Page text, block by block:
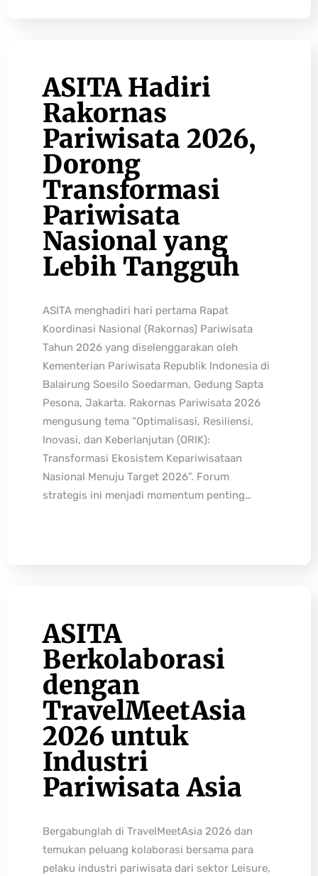
ASITA Hadiri
Rakornas
Pariwisata 2026,
Dorong
Transformasi
Pariwisata
Nasional yang
Lebih Tangguh
ASITA menghadiri hari pertama Rapat
Koordinasi Nasional (Rakornas) Pariwisata
Tahun 2026 yang diselenggarakan oleh
Kementerian Pariwisata Republik Indonesia di
Balairung Soesilo Soedarman, Gedung Sapta
Pesona, Jakarta. Rakornas Pariwisata 2026
mengusung tema “Optimalisasi, Resiliensi,
Inovasi, dan Keberlanjutan (ORIK):
Transformasi Ekosistem Kepariwisataan
Nasional Menuju Target 2026”. Forum
strategis ini menjadi momentum penting…
ASITA
Berkolaborasi
dengan
TravelMeetAsia
2026 untuk
Industri
Pariwisata Asia
Bergabunglah di TravelMeetAsia 2026 dan
temukan peluang kolaborasi bersama para
pelaku industri pariwisata dari sektor Leisure,